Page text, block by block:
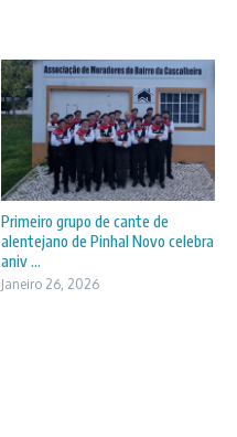
Primeiro grupo de cante de
alentejano de Pinhal Novo celebra
aniv ...
Janeiro 26, 2026